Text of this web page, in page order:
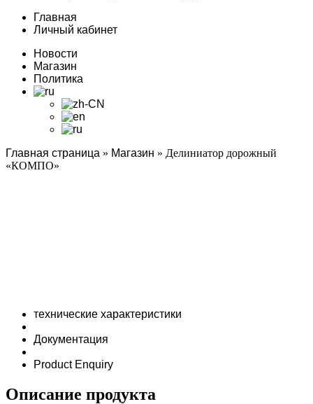
Главная
Личный кабинет
Новости
Магазин
Политика
Главная страница » Магазин » Делиниатор дорожный
«КОМПО»
технические характеристики
Документация
Product Enquiry
Описание продукта